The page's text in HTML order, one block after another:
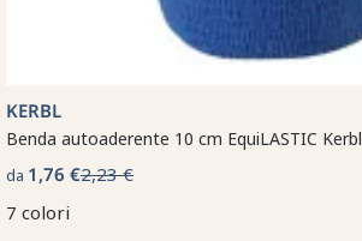
KERBL
Benda autoaderente 10 cm EquiLASTIC Kerbl
da 1,76 €2,23 €
7 colori